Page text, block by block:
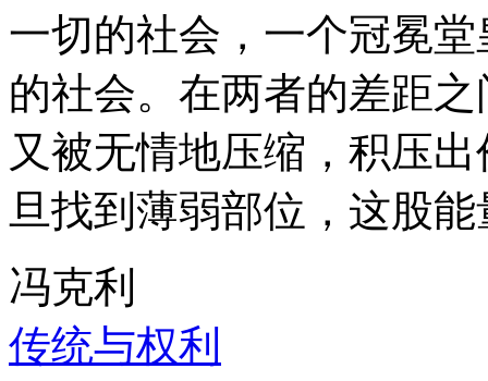
一切的社会，一个冠冕
的社会。在两者的差距
又被无情地压缩，积压
旦找到薄弱部位，这股
冯克利
传统与权利